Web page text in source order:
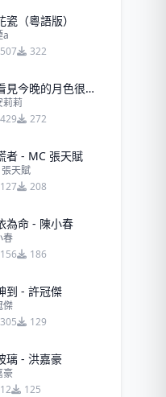
瓷（粵語版）
a
322
我看見今晚的月色很美，你呢？ (35秒)
莉莉
272
者 - MC 張天賦
天賦
208
為命 - 陳小春
春
186
到 - 許冠傑
傑
129
璃 - 洪嘉豪
豪
125